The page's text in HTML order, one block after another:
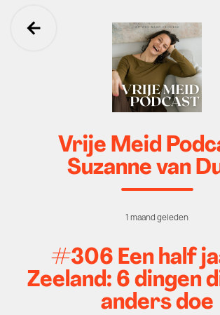
Ga terug
Vrije Meid
Suzanne van
1 maand geleden
#306 Een half
Zeeland: 6 dingen
anders doe